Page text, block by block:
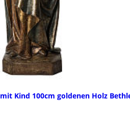
Kind 100cm goldenen Holz